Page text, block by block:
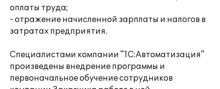
оплаты труда;
- отражение начисленной зарплаты и налогов в
затратах предприятия.
Специалистами компании "1С:Автоматизация"
произведены внедрение программы и
первоначальное обучение сотрудников